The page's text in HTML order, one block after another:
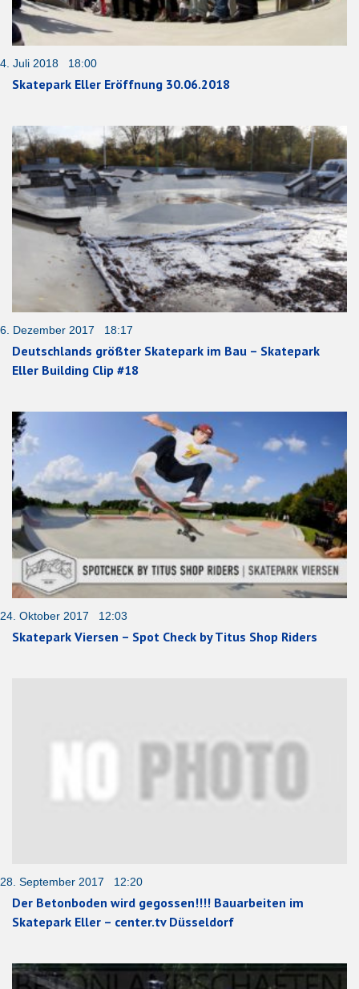
4. Juli 2018 18:00
Skatepark Eller Eröffnung 30.06.2018
6. Dezember 2017 18:17
Deutschlands größter Skatepark im Bau – Skatepark
Eller Building Clip #18
24. Oktober 2017 12:03
Skatepark Viersen – Spot Check by Titus Shop Riders
28. September 2017 12:20
Der Betonboden wird gegossen!!!! Bauarbeiten im
Skatepark Eller – center.tv Düsseldorf